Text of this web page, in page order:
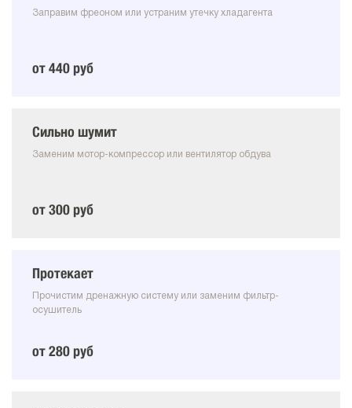
Заправим фреоном или устраним утечку хладагента
от 440 руб
Сильно шумит
Заменим мотор-компрессор или вентилятор обдува
от 300 руб
Протекает
Прочистим дренажную систему или заменим фильтр-
осушитель
от 280 руб